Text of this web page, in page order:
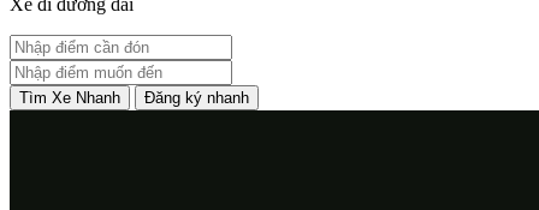
Xe đi đường dài
Tìm Xe Nhanh Đăng ký nhanh